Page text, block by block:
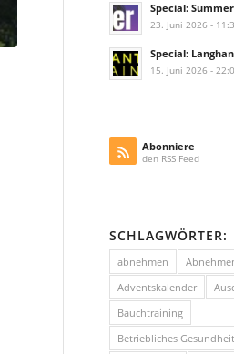
Special:
23. Juni 2026 -
Special:
15. Juni 2026 -
Abonniere
den RSS Feed
SCHLAGWÖRTER:
abnehmen
Adventskalender
Bauchtraining
Betriebliches